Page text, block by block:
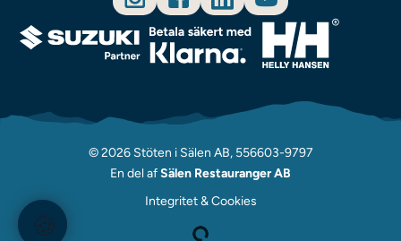
© 2026 Stöten i Sälen AB, 556603-9797
En del afSälen Restauranger AB
Integritet & Cookies
🍪